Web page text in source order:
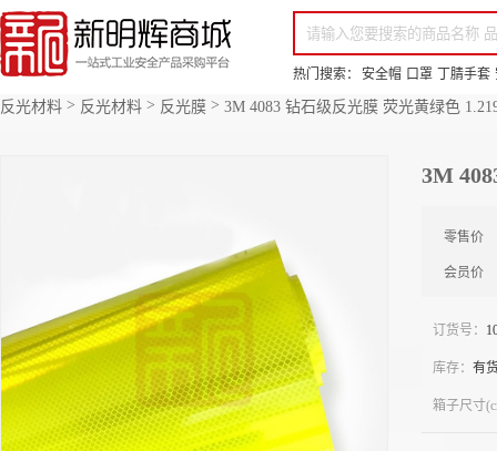
你好，欢迎来到新明辉！ 请登录
免费注册
专属服务 超低折扣价
热门搜索：
安全帽 口罩 丁腈手套
全部商品分类 场景采购 品
反光材料 > 反光材料 > 反光膜 > 3M 4083 钻石级反光膜 荧光黄绿色
3M
零售价
会员价
订货号：
库存： 有
箱子尺寸